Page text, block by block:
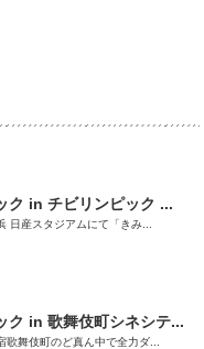
ク in チビリンピック ...
日産スタジアムにて「きみ...
ク in 歌舞伎町シネシテ...
舞伎町のど真ん中で全力ダ...